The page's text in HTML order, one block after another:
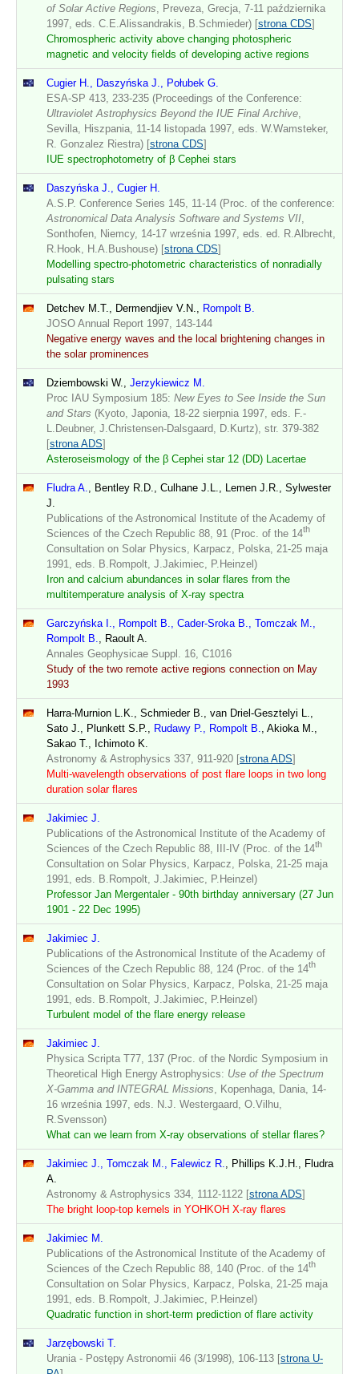
of Solar Active Regions , Preveza, Grecja, 7-11 października
1997, eds. C.E.Alissandrakis, B.Schmieder) [strona CDS]
Chromospheric activity above changing photospheric
magnetic and velocity fields of developing active regions
Cugier H., Daszyńska J., Połubek G.
ESA-SP 413, 233-235 (Proceedings of the Conference:
Ultraviolet Astrophysics Beyond the IUE Final Archive
Sevilla, Hiszpania, 11-14 listopada 1997, eds. W.Wamsteker,
R. Gonzalez Riestra) [strona CDS]
IUE spectrophotometry of β Cephei stars
Daszyńska J., Cugier H.
A.S.P. Conference Series 145, 11-14 (Proc. of the conference:
Astronomical Data Analysis Software and Systems VII
Sonthofen, Niemcy, 14-17 września 1997, eds. ed. R.Albrecht,
R.Hook, H.A.Bushouse) [strona CDS]
Modelling spectro-photometric characteristics of nonradially
pulsating stars
Detchev M.T., Dermendjiev V.N.,
Rompolt B.
JOSO Annual Report 1997, 143-144
Negative energy waves and the local brightening changes in
the solar prominences
Dziembowski W., Jerzykiewicz M.
Proc IAU Symposium 185: New Eyes to See Inside the Sun
and Stars (Kyoto, Japonia, 18-22 sierpnia 1997, eds. F.-
L.Deubner, J.Christensen-Dalsgaard, D.Kurtz), str. 379-382
[strona ADS]
Asteroseismology of the β Cephei star 12 (DD) Lacertae
Fludra A.
, Bentley R.D., Culhane J.L., Lemen J.R., Sylwester
J.
Publications of the Astronomical Institute of the Academy of
Sciences of the Czech Republic 88, 91 (Proc. of the 14th
Consultation on Solar Physics, Karpacz, Polska, 21-25 maja
1991, eds. B.Rompolt, J.Jakimiec, P.Heinzel)
Iron and calcium abundances in solar flares from the
multitemperature analysis of X-ray spectra
Garczyńska I., Rompolt B., Cader-Sroka B., Tomczak M.,
Rompolt B.
, Raoult A.
Annales Geophysicae Suppl. 16, C1016
Study of the two remote active regions connection on May
1993
Harra-Murnion L.K., Schmieder B., van Driel-Gesztelyi L.,
Sato J., Plunkett S.P.,
Rudawy P., Rompolt B.
, Akioka M.,
Sakao T., Ichimoto K.
Astronomy & Astrophysics 337, 911-920 [strona ADS]
Multi-wavelength observations of post flare loops in two long
duration solar flares
Jakimiec J.
Publications of the Astronomical Institute of the Academy of
Sciences of the Czech Republic 88, III-IV (Proc. of the 14th
Consultation on Solar Physics, Karpacz, Polska, 21-25 maja
1991, eds. B.Rompolt, J.Jakimiec, P.Heinzel)
Professor Jan Mergentaler - 90th birthday anniversary (27 Jun
1901 - 22 Dec 1995)
Jakimiec J.
Publications of the Astronomical Institute of the Academy of
Sciences of the Czech Republic 88, 124 (Proc. of the 14th
Consultation on Solar Physics, Karpacz, Polska, 21-25 maja
1991, eds. B.Rompolt, J.Jakimiec, P.Heinzel)
Turbulent model of the flare energy release
Jakimiec J.
Physica Scripta T77, 137 (Proc. of the Nordic Symposium in
Theoretical High Energy Astrophysics: Use of the Spectrum
X-Gamma and INTEGRAL Missions , Kopenhaga, Dania, 14-
16 września 1997, eds. N.J. Westergaard, O.Vilhu,
R.Svensson)
What can we learn from X-ray observations of stellar flares?
Jakimiec J., Tomczak M., Falewicz R.
, Phillips K.J.H., Fludra
A.
Astronomy & Astrophysics 334, 1112-1122 [strona ADS]
The bright loop-top kernels in YOHKOH X-ray flares
Jakimiec M.
Publications of the Astronomical Institute of the Academy of
Sciences of the Czech Republic 88, 140 (Proc. of the 14th
Consultation on Solar Physics, Karpacz, Polska, 21-25 maja
1991, eds. B.Rompolt, J.Jakimiec, P.Heinzel)
Quadratic function in short-term prediction of flare activity
Jarzębowski T.
Urania - Postępy Astronomii 46 (3/1998), 106-113 [strona U-